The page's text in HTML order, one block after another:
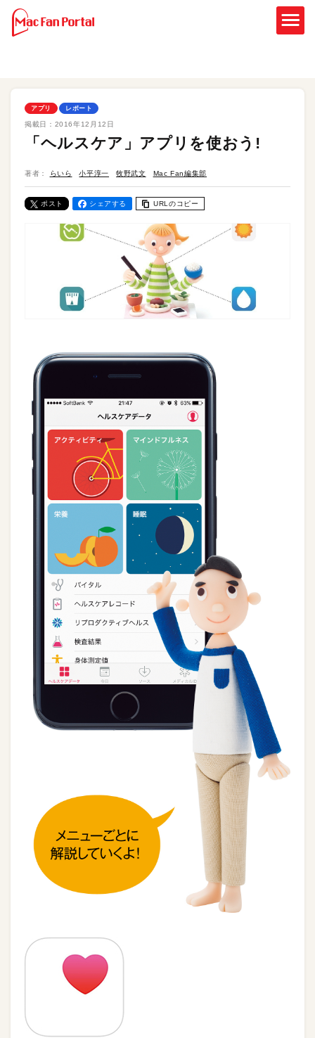
アプリ レポート
掲載日： 2016年12月12日
「ヘルスケア」アプリを使おう!
著者： らいら 小平淳一 牧野武文 Mac Fan編集部
ポスト シェアする URLのコピー